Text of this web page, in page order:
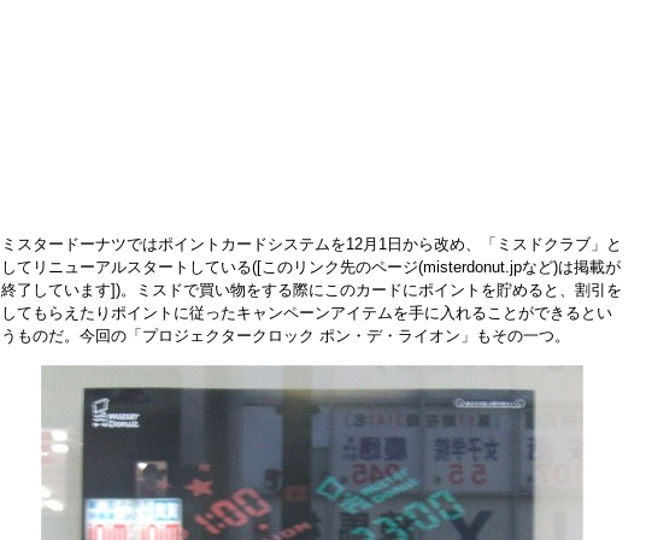
ミスタードーナツではポイントカードシステムを12月1日から改め、「ミスドクラブ」と
してリニューアルスタートしている([このリンク先のページ(misterdonut.jpなど)は掲載が
終了しています])。ミスドで買い物をする際にこのカードにポイントを貯めると、割引を
してもらえたりポイントに従ったキャンペーンアイテムを手に入れることができるとい
うものだ。今回の「プロジェクタークロック ポン・デ・ライオン」もその一つ。